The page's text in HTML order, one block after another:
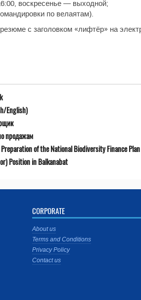
воскресенье — выходной;
по велаятам).
с заголовком «лифтёр» на
English)
продажам
of the National Biodiversity Finance Plan
Position in Balkanabat
CORPORATE
About us
Terms and Conditions
Privacy Policy
Contact us